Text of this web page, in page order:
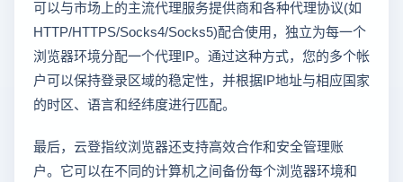
可以与市场上的主流代理服务提供商和各种代理协议(如
HTTP/HTTPS/Socks4/Socks5)配合使用，独立为每一个
浏览器环境分配一个代理IP。通过这种方式，您的多个帐
户可以保持登录区域的稳定性，并根据IP地址与相应国家
的时区、语言和经纬度进行匹配。
最后，云登指纹浏览器还支持高效合作和安全管理账
户。它可以在不同的计算机之间备份每个浏览器环境和